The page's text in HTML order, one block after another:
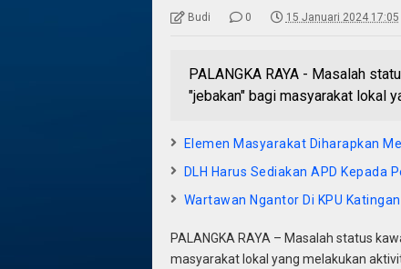
Budi 0 15 Januari 2024 17:05
PALANGKA RAYA - Masalah
"jebakan" bagi masyarakat lokal
Elemen Masyarakat Diharapkan
DLH Harus Sediakan APD Kepada
Wartawan Ngantor Di KPU Katingan
PALANGKA RAYA – Masalah status
masyarakat lokal yang melakukan